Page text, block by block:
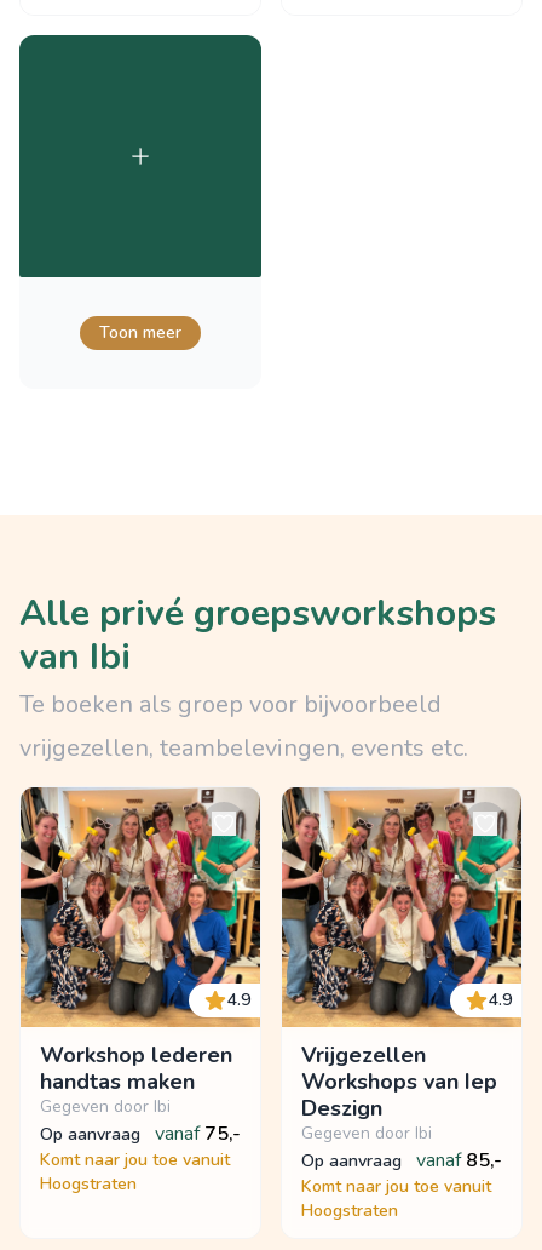
Toon meer
Alle privé groepsworkshops
van Ibi
Te boeken als groep voor bijvoorbeeld
vrijgezellen, teambelevingen, events etc.
4.9
Workshop lederen
handtas maken
Gegeven door Ibi
op aanvraag
vanaf 75,-
Komt naar jou toe vanuit
Hoogstraten
4.9
Vrijgezellen
Workshops van Iep
Deszign
Gegeven door Ibi
op aanvraag
vanaf 85,-
Komt naar jou toe vanuit
Hoogstraten